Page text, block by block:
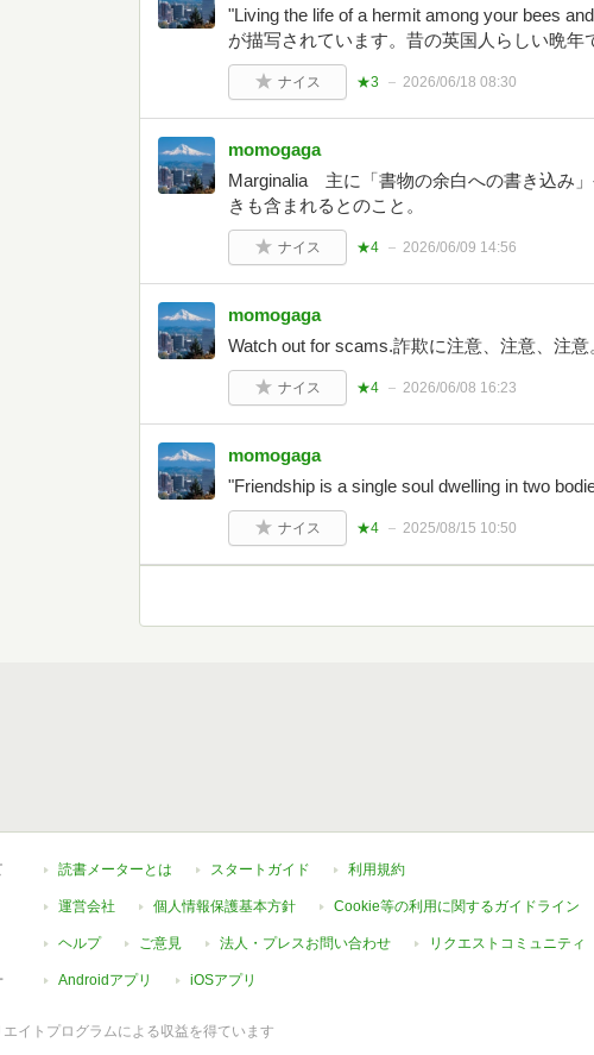
"Living the life of a hermit among your bees
が描写されています。昔の英国人らしい晩年
ナイス ★3 2026/06/18 08:30
momogaga
Marginalia 主に「書物の余白への書き込み
きも含まれるとのこと。
ナイス ★4 2026/06/09 14:56
momogaga
Watch out for scams.詐欺に注意、注意、注意
ナイス ★4 2026/06/08 16:23
momogaga
"Friendship is a single soul dwelling in two
ナイス ★4 2025/08/15 10:50
読書メーターとは スタートガイド 利用規約
運営会社 個人情報保護基本方針 Cookie等の利用に関するガイドライン
ヘルプ ご意見 法人・プレスお問い合わせ リクエストコミュニティ
Androidアプリ iOSアプリ
イトプログラムによる収益を得ています